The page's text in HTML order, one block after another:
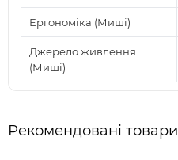
Ергономіка (Миші)
Джерело живлення
(Миші)
Рекомендовані товари